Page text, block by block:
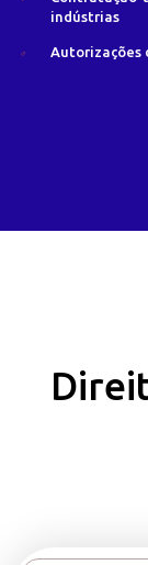
indústrias
Autorizações